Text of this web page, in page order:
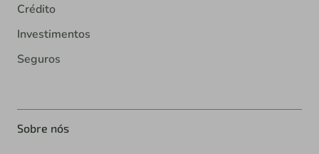
Crédito
Investimentos
Seguros
Sobre nós